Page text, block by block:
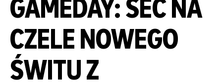
GAMEDAY: SEC NA
CZELE NOWEGO
ŚWITU Z